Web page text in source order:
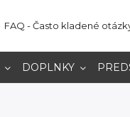
FAQ - Často kladené
DOPLNKY